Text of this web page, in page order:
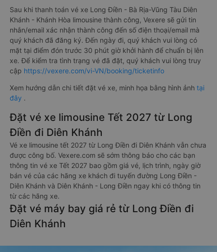
Sau khi thanh toán vé xe Long Điền - Bà Rịa-Vũng Tàu Diên
Khánh - Khánh Hòa limousine thành công, Vexere sẽ gửi tin
nhắn/email xác nhận thành công đến số điện thoại/email mà
quý khách đã đăng ký. Đến ngày đi, quý khách vui lòng có
mặt tại điểm đón trước 30 phút giờ khởi hành để chuẩn bị lên
xe. Để kiểm tra tình trạng vé đã đặt, quý khách vui lòng truy
cập https://vexere.com/vi-VN/booking/ticketinfo
Xem hướng dẫn chi tiết đặt vé xe, minh họa bằng hình ảnh tại
đây .
Đặt vé xe limousine Tết 2027 từ Long
Điền đi Diên Khánh
Vé xe limousine tết 2027 từ Long Điền đi Diên Khánh vẫn chưa
được công bố. Vexere.com sẽ sớm thông báo cho các bạn
thông tin vé xe Tết 2027 bao gồm giá vé, lịch trình, ngày giờ
bán vé của các hãng xe khách đi tuyến đường Long Điền -
Diên Khánh và Diên Khánh - Long Điền ngay khi có thông tin
từ các hãng xe.
Đặt vé máy bay giá rẻ từ Long Điền đi
Diên Khánh